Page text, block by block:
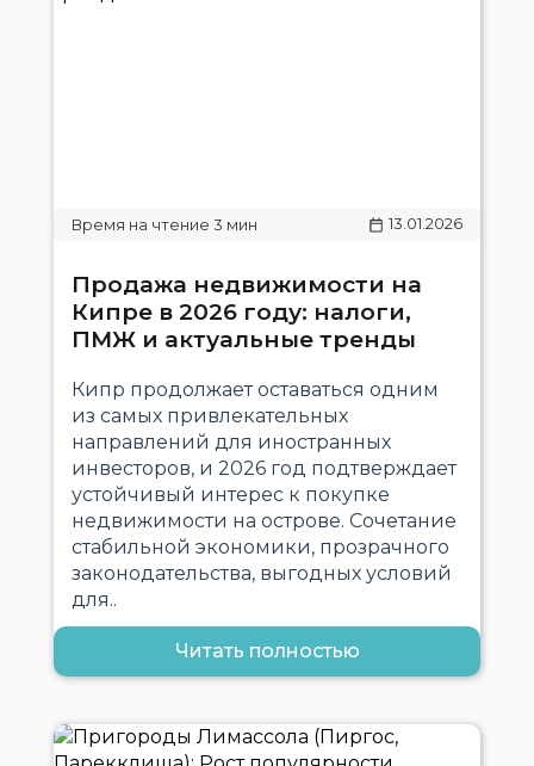
13.01.2026
Продажа недвижимости на
Кипре в 2026 году: налоги,
ПМЖ и актуальные тренды
Кипр продолжает оставаться одним
из самых привлекательных
направлений для иностранных
инвесторов, и 2026 год подтверждает
устойчивый интерес к покупке
недвижимости на острове. Сочетание
стабильной экономики, прозрачного
законодательства, выгодных условий
для..
Читать полностью